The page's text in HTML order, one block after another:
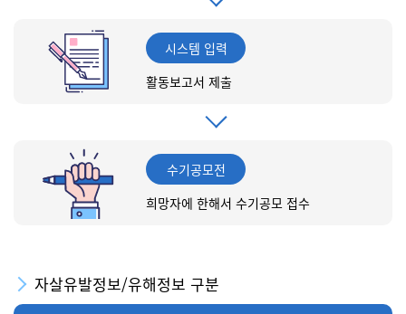
시스템 입력
활동보고서 제출
수기공모전
희망자에 한해서 수기공모 접수
자살유발정보/유해정보 구분